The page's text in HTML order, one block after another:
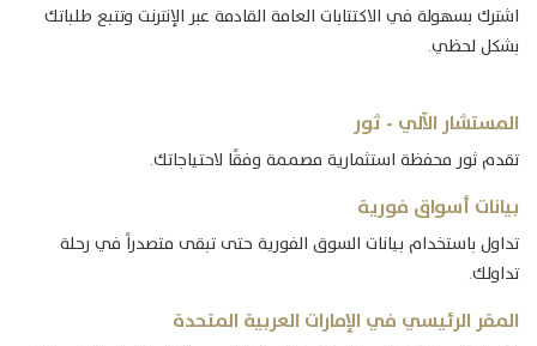
اشترك بسهولة في الاكتتابات العامة القادمة عبر الإنترنت وتتبع طلباتك
بشكل لحظي.
المستشار الآلي - ثور
تقدم ثور محفظة استثمارية مصممة وفقًا لاحتياجاتك.
بيانات أسواق فورية
تداول باستخدام بيانات السوق الفورية حتى تبقى متصدراً في رحلة
تداولك.
المقر الرئيسي في الإمارات العربية المتحدة